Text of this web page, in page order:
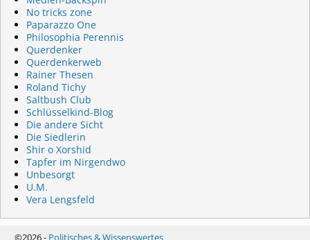
No tricks zone
Paparazzo One
Philosophia Perennis
Querdenker
Querdenkerweb
Rainer Thesen
Roland Tichy
Saltbush Club
Schlüsselkind-Blog
Die andere Sicht
Die Siedlerin
Shir o Xorshid
Tapfer im Nirgendwo
Unbesorgt
U.M.
Vera Lengsfeld
©2026 - Politisches & Wissenswertes